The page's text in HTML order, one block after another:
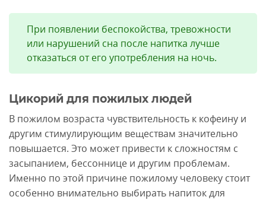
При появлении беспокойства, тревожности
или нарушений сна после напитка лучше
отказаться от его употребления на ночь.
Цикорий для пожилых людей
В пожилом возраста чувствительность к кофеину и
другим стимулирующим веществам значительно
повышается. Это может привести к сложностям с
засыпанием, бессоннице и другим проблемам.
Именно по этой причине пожилому человеку стоит
особенно внимательно выбирать напиток для